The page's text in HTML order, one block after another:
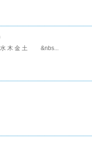
水 木 金 土 &nbs...